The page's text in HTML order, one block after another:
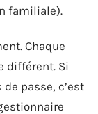
familiale).
Chaque
différent. Si
passe, c’est